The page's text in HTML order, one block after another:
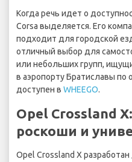
Когда речь идет о
Corsa выделяется. Его
подходит для городской
отличный выбор для
или небольших групп,
в аэропорту Братиславы по
доступен в WHEEGO.
Opel Crossland
роскоши и
Opel Crossland X